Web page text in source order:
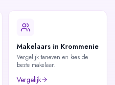
Makelaars in Krommenie
Vergelijk tarieven en kies de
beste makelaar.
Vergelijk